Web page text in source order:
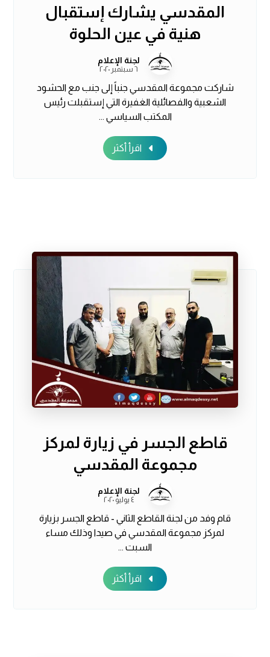
المقدسي يشارك إستقبال
هنية في عين الحلوة
لجنة الإعلام
٦ سبتمبر ٢٠٢٠
شاركت مجموعة المقدسي جنباً إلى جنب مع الحشود
الشعبية والفصائلية الغفيرة التي إستقبلت رئيس
المكتب السياسي ...
اقرأ أكثر
قاطع الجسر في زيارة لمركز
مجموعة المقدسي
لجنة الإعلام
٤ يوليو ٢٠٢٠
قام وفد من لجنة القاطع الثاني - قاطع الجسر بزيارة
لمركز مجموعة المقدسي في صيدا وذلك مساء
السبت ...
اقرأ أكثر